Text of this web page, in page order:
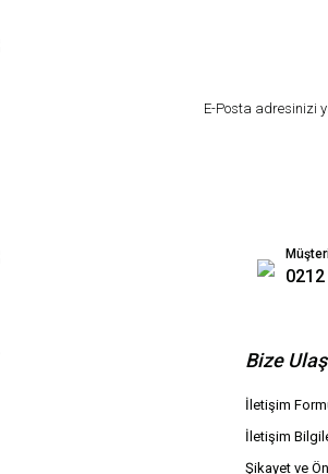
Bize
İletişim
İletişim
Şikayet ve